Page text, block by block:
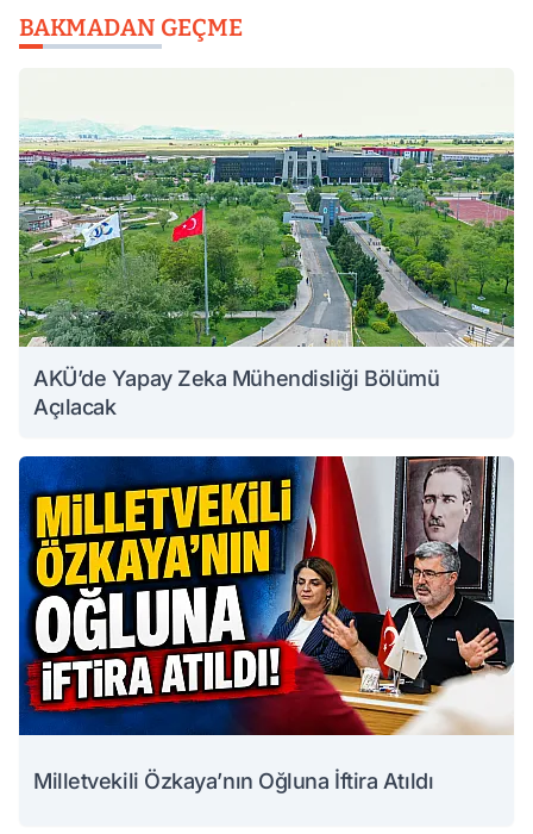
BAKMADAN GEÇME
AKÜ’de Yapay Zeka Mühendisliği Bölümü
Açılacak
Milletvekili Özkaya’nın Oğluna İftira Atıldı